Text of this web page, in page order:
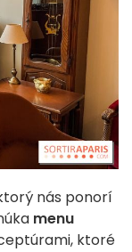
nás ponorí
menu
ktoré